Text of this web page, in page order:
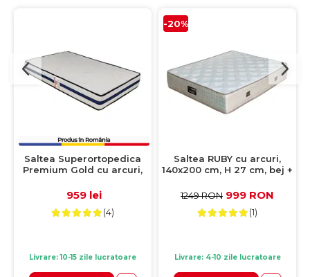
Saltea Superortopedica
Premium Gold cu arcuri,
vara/fata iarna
959 lei
(4)
Livrare: 10-15 zile lucratoare
-20%
Saltea RUBY cu arcuri,
140x200 cm, H 27 cm, bej +
1249 RON 999 RON
(1)
Livrare: 4-10 zile lucratoare